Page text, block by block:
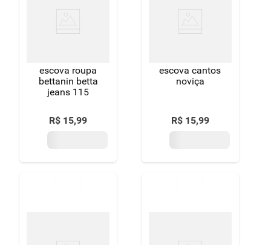
escova roupa
bettanin betta
jeans 115
R$ 15,99
escova cantos
noviça
R$ 15,99
detergente